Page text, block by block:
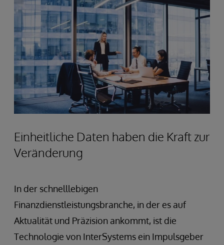
Einheitliche Daten haben die Kraft zur
Veränderung
In der schnelllebigen
Finanzdienstleistungsbranche, in der es auf
Aktualität und Präzision ankommt, ist die
Technologie von InterSystems ein Impulsgeber